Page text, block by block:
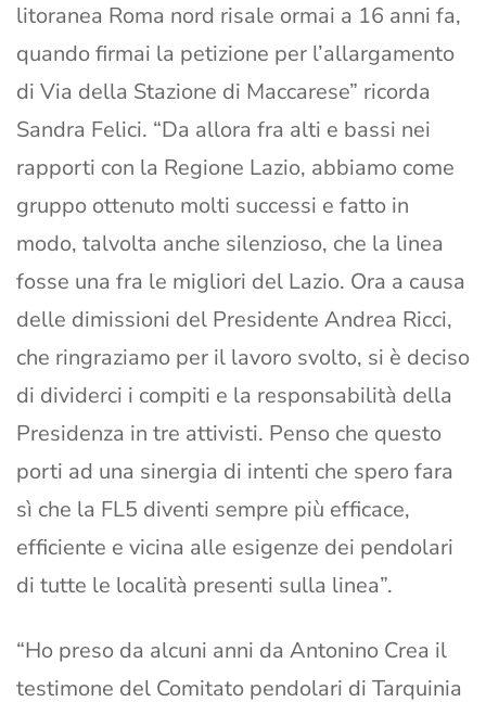
litoranea Roma nord risale ormai a 16 anni fa,
quando firmai la petizione per l’allargamento
di Via della Stazione di Maccarese” ricorda
Sandra Felici. “Da allora fra alti e bassi nei
rapporti con la Regione Lazio, abbiamo come
gruppo ottenuto molti successi e fatto in
modo, talvolta anche silenzioso, che la linea
fosse una fra le migliori del Lazio. Ora a causa
delle dimissioni del Presidente Andrea Ricci,
che ringraziamo per il lavoro svolto, si è deciso
di dividerci i compiti e la responsabilità della
Presidenza in tre attivisti. Penso che questo
porti ad una sinergia di intenti che spero fara
sì che la FL5 diventi sempre più efficace,
efficiente e vicina alle esigenze dei pendolari
di tutte le località presenti sulla linea”.
“Ho preso da alcuni anni da Antonino Crea il
testimone del Comitato pendolari di Tarquinia